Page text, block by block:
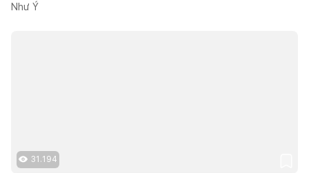
Như Ý
31.194